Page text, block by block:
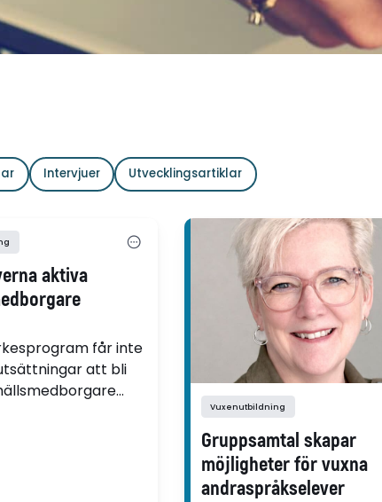
Intervjuer Utvecklingsartiklar
aktiva
får inte
att bli
Vuxenutbildning
Gruppsamtal skapar
möjligheter för vuxna
andraspråkselever